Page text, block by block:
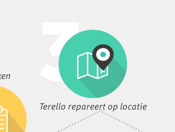
Terello repareert op locatie